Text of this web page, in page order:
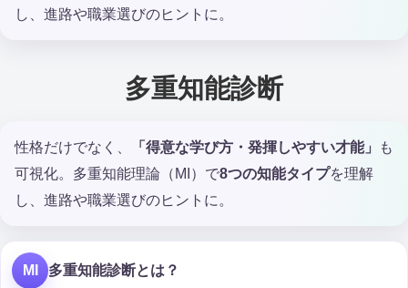
し、進路や職業選びのヒントに。
多重知能診断
性格だけでなく、 「得意な学び方・発揮しやすい才能」
も
可視化。多重知能理論（MI）で8つの知能タイプを理解
し、進路や職業選びのヒントに。
MI 多重知能診断とは？